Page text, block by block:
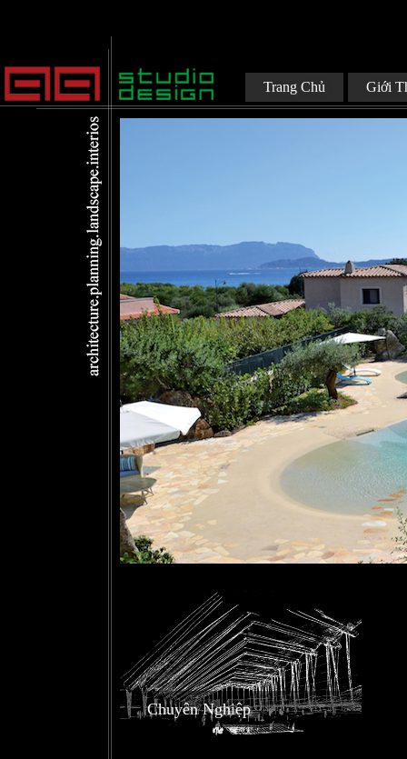
Trang Chủ Giới
Chuyên Nghiệp